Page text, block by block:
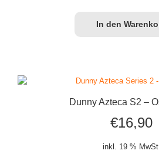
In den
Dunny Azteca S2 –
€16,90
inkl. 19 % MwSt.